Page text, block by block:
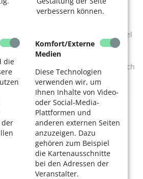
verbessern können.
die
der
Komfort/Externe
Medien
Diese Technologien
verwenden wir, um
Ihnen Inhalte von Video-
oder Social-Media-
Plattformen und
anderen externen Seiten
anzuzeigen. Dazu
gehören zum Beispiel
die Kartenausschnitte
bei den Adressen der
Veranstalter.
wilkommen. Ein reichhaltiges
Kuchen und Omis Stullen stehen
wechselnden Mittagstisch.
Außengastro kleine Snacks, Gaffel
Venloer Str. 429, 50825 Köln
– Dienstag 10 – 21 Uhr und Mittwoch
12 – 15 Uhr für 8,50 Euro
0221 / 16 800 70 12, cafe@bueze.de
Ehrenfeld e.V.
Sommer